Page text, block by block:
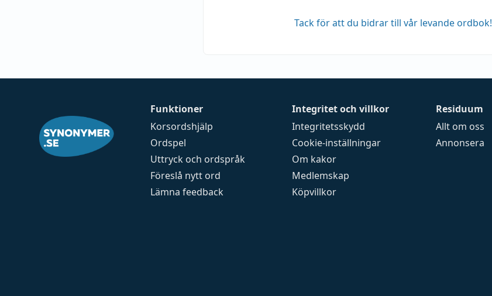
Tack för att du bidrar till vår levande ordbok!
Funktioner
Korsordshjälp
Ordspel
Uttryck och ordspråk
Föreslå nytt ord
Lämna feedback
Integritet och villkor
Integritetsskydd
Cookie-inställningar
Om kakor
Medlemskap
Köpvillkor
Residuum
Allt om oss
Annonsera